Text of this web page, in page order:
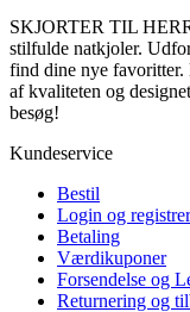
SKJORTER TIL
stilfulde natkjoler.
find dine nye favoritter.
af kvaliteten og
besøg!
Kundeservice
Bestil
Login og
Betaling
Værdikuponer
Forsendelse og
Returnering og